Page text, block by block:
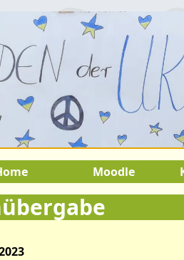
2026: SOMMERFERIEN !
Moodle